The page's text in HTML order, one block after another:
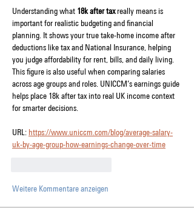
Understanding what 18k after tax really means is
important for realistic budgeting and financial
planning. It shows your true take-home income after
deductions like tax and National Insurance, helping
you judge affordability for rent, bills, and daily living.
This figure is also useful when comparing salaries
across age groups and roles. UNICCM’s earnings guide
helps place 18k after tax into real UK income context
for smarter decisions.
URL: https://www.uniccm.com/blog/average-salary-
uk-by-age-group-how-earnings-change-over-time
Weitere Kommentare anzeigen